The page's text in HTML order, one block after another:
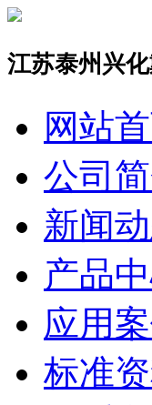
江苏泰州兴
网站
公司
新闻
产品
应用
标准